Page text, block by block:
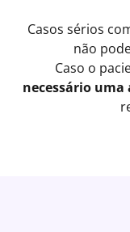
Casos sérios
não
Caso o
necessário uma